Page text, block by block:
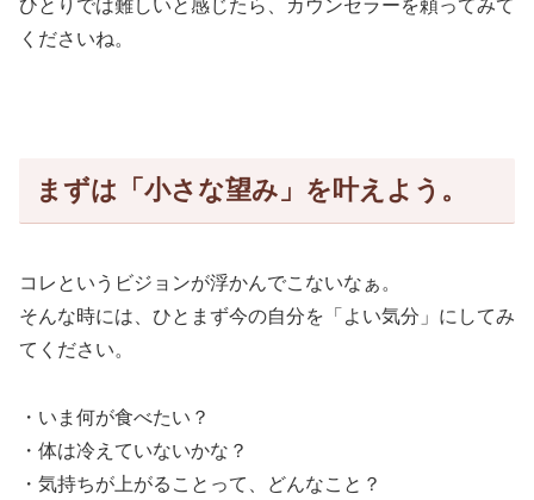
ひとりでは難しいと感じたら、カウンセラーを頼ってみて
くださいね。
まずは「小さな望み」を叶えよう。
コレというビジョンが浮かんでこないなぁ。
そんな時には、ひとまず今の自分を「よい気分」にしてみ
てください。
・いま何が食べたい？
・体は冷えていないかな？
・気持ちが上がることって、どんなこと？